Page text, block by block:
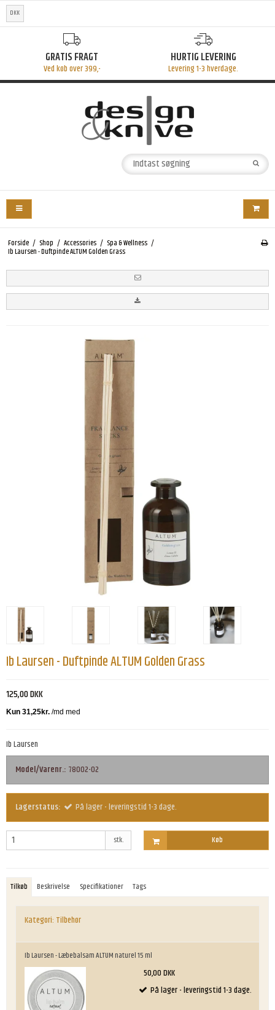
DKK
HURTIG LEVERING
Levering 1-3 hverdage.
STORT UDVALG
Mange fine
Forside / Shop / Accessories / Spa & Wellness /
Ib Laursen - Duftpinde ALTUM Golden Grass
Ib Laursen - Duftpinde ALTUM Golden Grass
125,00 DKK
Ib Laursen
Model/Varenr.: 78002-02
Lagerstatus: På lager - leveringstid 1-3 dage.
stk. Køb
Tilkøb Beskrivelse Specifikationer Tags
Kategori: Tilbehør
Ib Laursen - Læbebalsam ALTUM naturel 15 ml
50,00 DKK
På lager - leveringstid 1-3 dage.